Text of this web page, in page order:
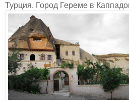
Турция. Город Гереме в